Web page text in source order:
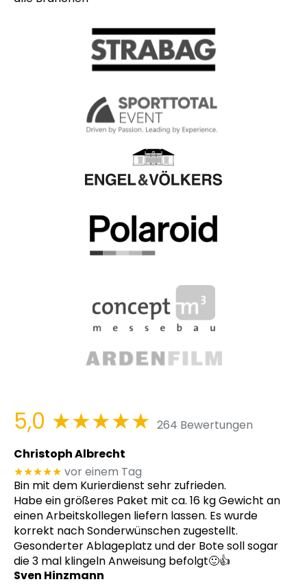
5,0 ★★★★★ 264 Bewertungen
Christoph Albrecht
★★★★★ vor einem Tag
Bin mit dem Kurierdienst sehr zufrieden.
Habe ein größeres Paket mit ca. 16 kg Gewicht an
einen Arbeitskollegen liefern lassen. Es wurde
korrekt nach Sonderwünschen zugestellt.
Gesonderter Ablageplatz und der Bote soll sogar
die 3 mal klingeln Anweisung befolgt🙂👍
Sven Hinzmann